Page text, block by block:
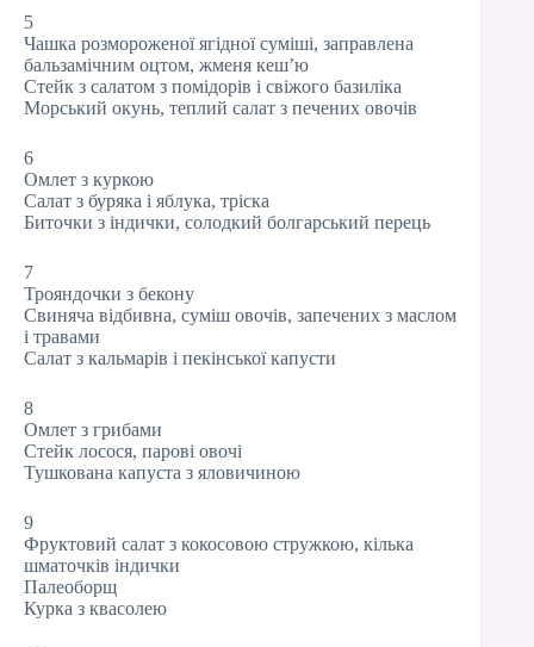
5
Чашка розмороженої ягідної суміші, заправлена
бальзамічним оцтом, жменя кеш’ю
Стейк з салатом з помідорів і свіжого базиліка
Морський окунь, теплий салат з печених овочів
6
Омлет з куркою
Салат з буряка і яблука, тріска
Биточки з індички, солодкий болгарський перець
7
Трояндочки з бекону
Свиняча відбивна, суміш овочів, запечених з маслом
і травами
Салат з кальмарів і пекінської капусти
8
Омлет з грибами
Стейк лосося, парові овочі
Тушкована капуста з яловичиною
9
Фруктовий салат з кокосовою стружкою, кілька
шматочків індички
Палеоборщ
Курка з квасолею